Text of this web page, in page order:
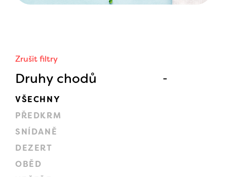
Zrušit filtry
Druhy chodů
VŠECHNY
PŘEDKRM
SNÍDANĚ
DEZERT
OBĚD